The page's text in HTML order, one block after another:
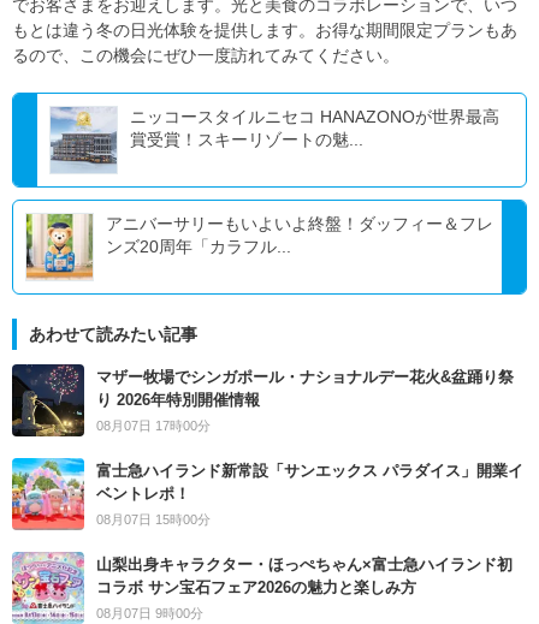
でお客さまをお迎えします。光と美食のコラボレーションで、いつ
もとは違う冬の日光体験を提供します。お得な期間限定プランもあ
るので、この機会にぜひ一度訪れてみてください。
ニッコースタイルニセコ HANAZONOが世界最高
賞受賞！スキーリゾートの魅...
アニバーサリーもいよいよ終盤！ダッフィー＆フレ
ンズ20周年「カラフル...
あわせて読みたい記事
マザー牧場でシンガポール・ナショナルデー花火&盆踊り祭
り 2026年特別開催情報
08月07日 17時00分
富士急ハイランド新常設「サンエックス パラダイス」開業イ
ベントレポ！
08月07日 15時00分
山梨出身キャラクター・ほっぺちゃん×富士急ハイランド初
コラボ サン宝石フェア2026の魅力と楽しみ方
08月07日 9時00分